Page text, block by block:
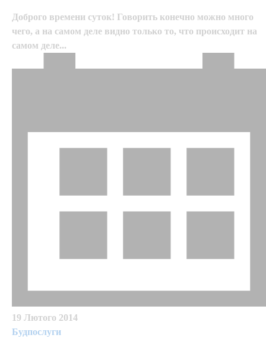
Доброго времени суток! Говорить конечно можно много
чего, а на самом деле видно только то, что происходит на
самом деле...
19 Лютого 2014
Будпослуги